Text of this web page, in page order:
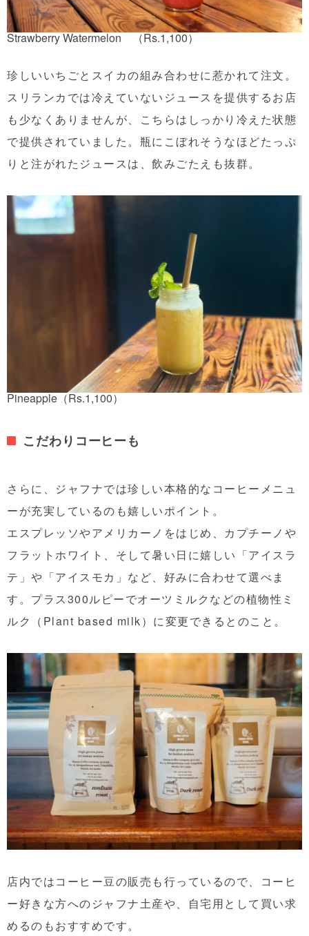
Strawberry Watermelon （Rs.1,100）
珍しいいちごとスイカの組み合わせに惹かれて注文。
スリランカでは冷えていないジュースを提供するお店
も少なくありませんが、こちらはしっかり冷えた状態
で提供されていました。瓶にこぼれそうなほどたっぷ
りと注がれたジュースは、飲みごたえも抜群。
Pineapple（Rs.1,100）
こだわりコーヒーも
さらに、ジャフナでは珍しい本格的なコーヒーメニュ
ーが充実しているのも嬉しいポイント。
エスプレッソやアメリカーノをはじめ、カプチーノや
フラットホワイト、そして暑い日に嬉しい「アイスラ
テ」や「アイスモカ」など、好みに合わせて選べま
す。プラス300ルピーでオーツミルクなどの植物性ミ
ルク（Plant based milk）に変更できるとのこと。
店内ではコーヒー豆の販売も行っているので、コーヒ
ー好きな方へのジャフナ土産や、自宅用として買い求
めるのもおすすめです。